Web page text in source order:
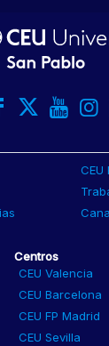
CEU
Centros
CEU Valencia
CEU Barcelona
CEU FP Madrid
CEU Sevilla